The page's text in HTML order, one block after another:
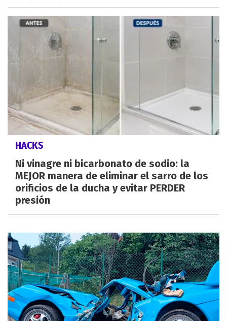
HACKS
Ni vinagre ni bicarbonato de sodio: la
MEJOR manera de eliminar el sarro de los
orificios de la ducha y evitar PERDER
presión